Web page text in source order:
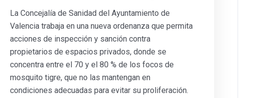
La Concejalía de Sanidad del Ayuntamiento de
Valencia trabaja en una nueva ordenanza que permita
acciones de inspección y sanción contra
propietarios de espacios privados, donde se
concentra entre el 70 y el 80 % de los focos de
mosquito tigre, que no las mantengan en
condiciones adecuadas para evitar su proliferación.